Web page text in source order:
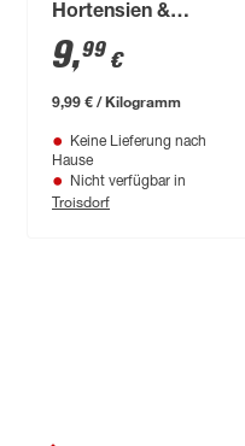
Hortensien &
Rhododendren 1 kg
9,99 €
9,99 € / Kilogramm
Keine Lieferung nach
Hause
Nicht verfügbar in
Troisdorf